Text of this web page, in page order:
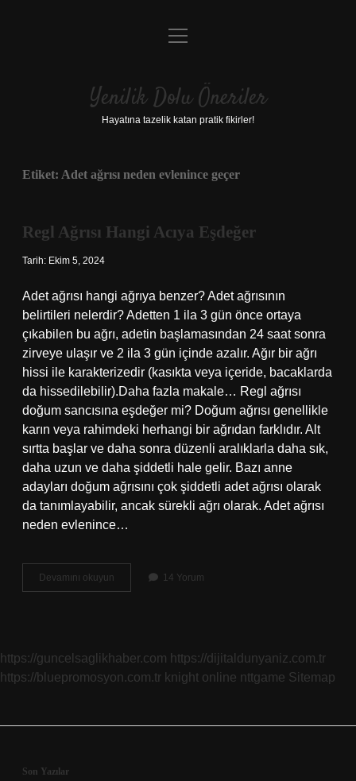
Anasayfa
Yasal Uyarı
menüyü
Yenilik Dolu Öneriler
Hayatına tazelik katan pratik fikirler!
Etiket: Adet ağrısı neden evlenince geçer
Regl Ağrısı Hangi Acıya Eşdeğer
Tarih: Ekim 5, 2024
Adet ağrısı hangi ağrıya benzer? Adet ağrısının
belirtileri nelerdir? Adetten 1 ila 3 gün önce ortaya
çıkabilen bu ağrı, adetin başlamasından 24 saat sonra
zirveye ulaşır ve 2 ila 3 gün içinde azalır. Ağır bir ağrı
hissi ile karakterizedir (kasıkta veya içeride, bacaklarda
da hissedilebilir).Daha fazla makale… Regl ağrısı
doğum sancısına eşdeğer mi? Doğum ağrısı genellikle
karın veya rahimdeki herhangi bir ağrıdan farklıdır. Alt
sırtta başlar ve daha sonra düzenli aralıklarla daha sık,
daha uzun ve daha şiddetli hale gelir. Bazı anne
adayları doğum ağrısını çok şiddetli adet ağrısı olarak
da tanımlayabilir, ancak sürekli ağrı olarak. Adet ağrısı
neden evlenince…
Devamını okuyun
Ağrısı
14 Yorum
https://guncelsaglikhaber.com https://dijitaldunyaniz.com.tr
https://bluepromosyon.com.tr knight online nttgame Sitemap
Son Yazılar